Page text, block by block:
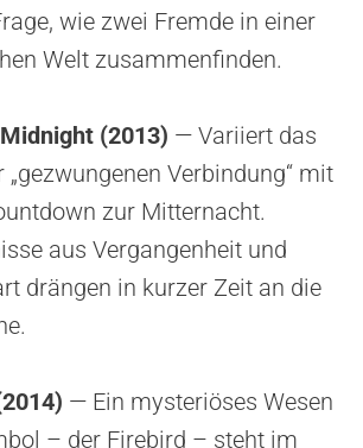
wie zwei Fremde in einer
Welt zusammenfinden.
(2013) — Variiert das
„gezwungenen Verbindung“ mit
zur Mitternacht.
aus Vergangenheit und
drängen in kurzer Zeit an die
— Ein mysteriöses Wesen
– der Firebird – steht im